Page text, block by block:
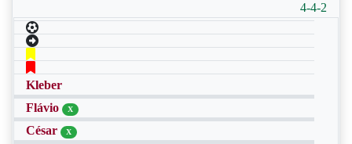
4-4-2
Kleber
Flávio
X
César X